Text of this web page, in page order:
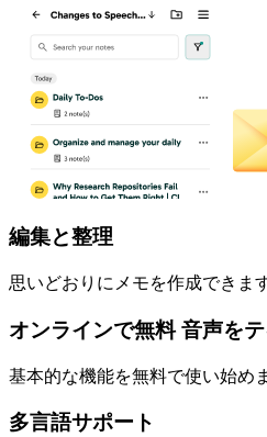
編集と整理
思いどおりにメモを作成できます
オンラインで無料 音声を
基本的な機能を無料で使い始め
多言語サポート